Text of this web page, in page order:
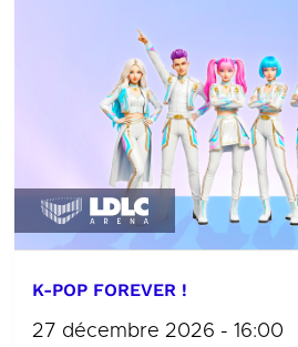
K-POP FOREVER !
27 décembre 2026 - 16:00